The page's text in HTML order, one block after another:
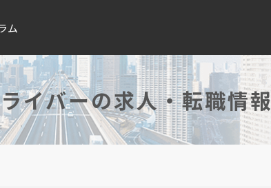
ム
イバーの求人・転職情報